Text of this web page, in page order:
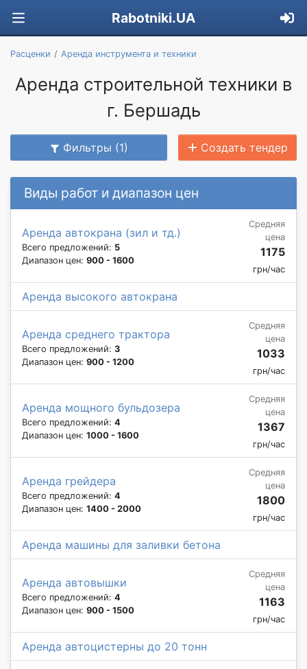
Rabotniki.UA
Расценки Аренда инструмента и техники
Аренда строительной техники в
г. Бершадь
Фильтры (1) Создать тендер
Виды работ и диапазон цен
Аренда автокрана (зил и тд.)
Всего предложений: 5
Диапазон цен: 900 - 1600
Средняя
цена
1175
грн/час
Аренда высокого автокрана
Аренда среднего трактора
Всего предложений: 3
Диапазон цен: 900 - 1200
Средняя
цена
1033
грн/час
Аренда мощного бульдозера
Всего предложений: 4
Диапазон цен: 1000 - 1600
Средняя
цена
1367
грн/час
Аренда грейдера
Всего предложений: 4
Диапазон цен: 1400 - 2000
Средняя
цена
1800
грн/час
Аренда машины для заливки бетона
Аренда автовышки
Всего предложений: 4
Диапазон цен: 900 - 1500
Средняя
цена
1163
грн/час
Аренда автоцистерны до 20 тонн